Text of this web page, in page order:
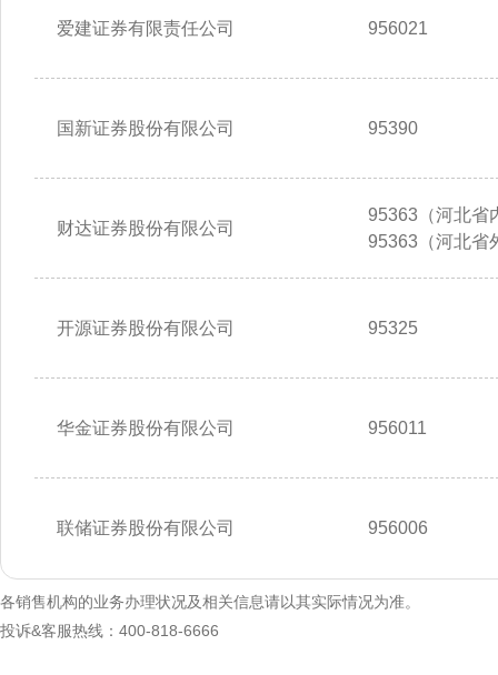
爱建证券有限责任公司 956021
国新证券股份有限公司 95390
财达证券股份有限公司
95363（河北省
95363（河北省
开源证券股份有限公司 95325
华金证券股份有限公司 956011
联储证券股份有限公司 956006
各销售机构的业务办理状况及相关信息请以其实际情况为准。
投诉&客服热线：400-818-6666